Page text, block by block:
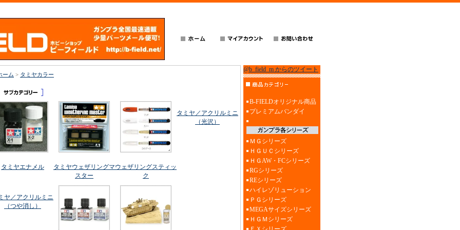
ーム > タミヤカラー
タミヤエナメル
タミヤウェザリングマ
スター
ウェザリングスティッ
ク
タミヤ／アクリルミニ
（光沢）
ヤ／アクリルミニ
（つや消し）
@b_field_m からのツイート
B-FIELDオリジナル商品
プレミアムバンダイ
ＭＧシリーズ
ＨＧＵＣシリーズ
ＨＧAW・FCシリーズ
RGシリーズ
REシリーズ
ハイレゾリューション
ＰＧシリーズ
MEGAサイズシリーズ
ＨＧＭシリーズ